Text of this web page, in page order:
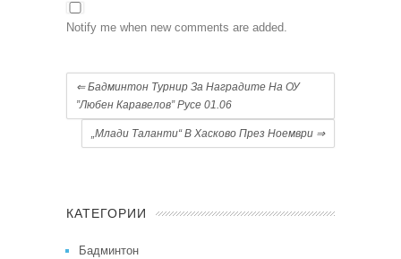
Notify me when new comments are added.
⇐Бадминтон Турнир За Наградите На ОУ
”Любен Каравелов” Русе 01.06
„Млади Таланти“ В Хасково През Ноември ⇒
КАТЕГОРИИ
Бадминтон